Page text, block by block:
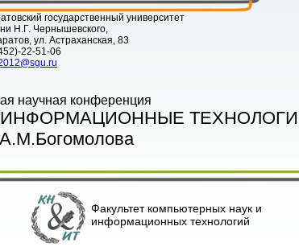
государственный университет
Н.Г. Чернышевского,
ул. Астраханская, 83
22-51-06
научная конференция
Факультет компьютерных наук и
информационных технологий